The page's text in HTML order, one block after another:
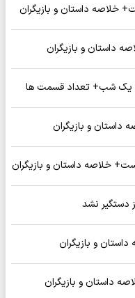
خلاصه داستان و بازیگران
داستان و بازیگران
یک شب+ تعداد قسمت ها
و بازیگران
خلاصه داستان و بازیگران
دستگیر نشد
و بازیگران
داستان و بازیگران